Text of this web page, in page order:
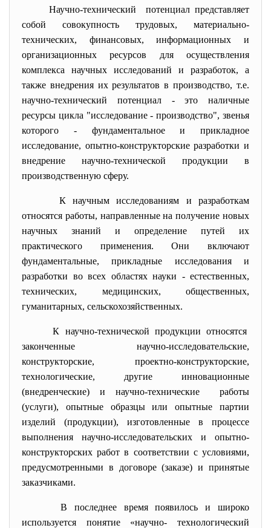
Научно-технический потенциал представляет
собой совокупность трудовых, материально-
технических, финансовых, информационных и
организационных ресурсов для осуществления
комплекса научных исследований и разработок, а
также внедрения их результатов в производство, т.е.
научно-технический потенциал - это наличные
ресурсы цикла "исследование - производство", звенья
которого - фундаментальное и прикладное
исследование, опытно-конструкторские разработки и
внедрение научно-технической продукции в
производственную сферу.
К научным исследованиям иразработкам
относятся работы, направленные на получение новых
научных знаний и определение путей их
практического применения. Они включают
фундаментальные, прикладные исследования и
разработки во всех областях науки - естественных,
технических, медицинских, общественных,
гуманитарных, сельскохозяйственных.
К научно-технической продукции относятся
законченные научно-исследовательские,
конструкторские, проектно-конструкторские,
технологические, другие инновационные
(внедренческие) и научно-технические работы
(услуги), опытные образцы или опытные партии
изделий (продукции), изготовленные в процессе
выполнения научно-исследовательских и опытно-
конструкторских работ в соответствии с условиями,
предусмотренными в договоре (заказе) и принятые
заказчиками.
В последнее время появилось и широко
используется понятие «научно- технологический